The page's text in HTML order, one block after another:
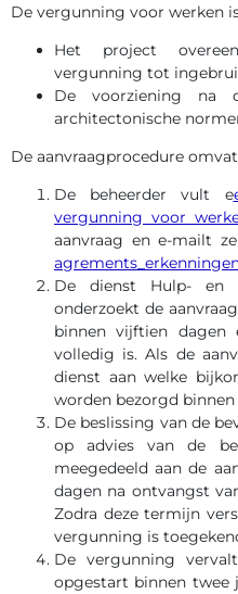
De vergunning voor werken
Het project
vergunning tot
De voorziening na
architectonische
De aanvraagprocedure
De beheerder vult e
vergunning voor
aanvraag en e-mailt
De dienst Hulp- en
onderzoekt de
binnen vijftien dagen
volledig is. Als de
dienst aan welke
worden bezorgd
De beslissing van de
op advies van de
meegedeeld aan de
dagen na ontvangst
Zodra deze termijn
vergunning is
De vergunning
opgestart binnen twee